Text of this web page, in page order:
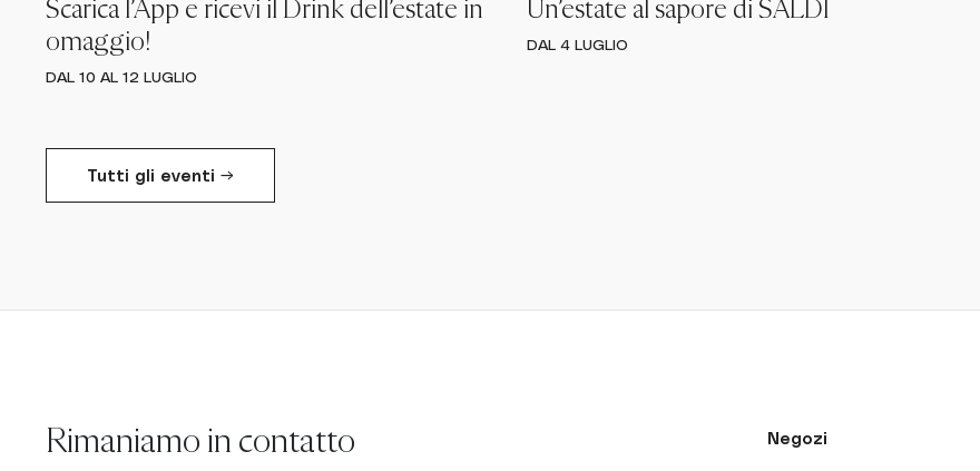
Scarica l’App e ricevi il Drink dell’estate in
omaggio!
DAL 10 AL 12 LUGLIO
Un’estate al sapore di SALDI
DAL 4 LUGLIO
Tutti gli eventi →
Rimaniamo in contatto Negozi